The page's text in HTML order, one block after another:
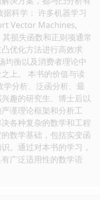
科学： 许多机器学习
Vector Machines,
损失函数和正则项通常
优化方法进行高效求
均衡以及消费者理论中
上。 本书的价值与读
分析、泛函分析、最
趣的研究生、博士后以
谨理论框架和分析工
各种复杂的数学和工程
数学基础，包括实变函
。通过对本书的学习，
广泛适用性的数学语